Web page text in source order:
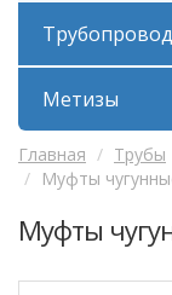
Метизы
Главная Трубы
Муфты
Муфты